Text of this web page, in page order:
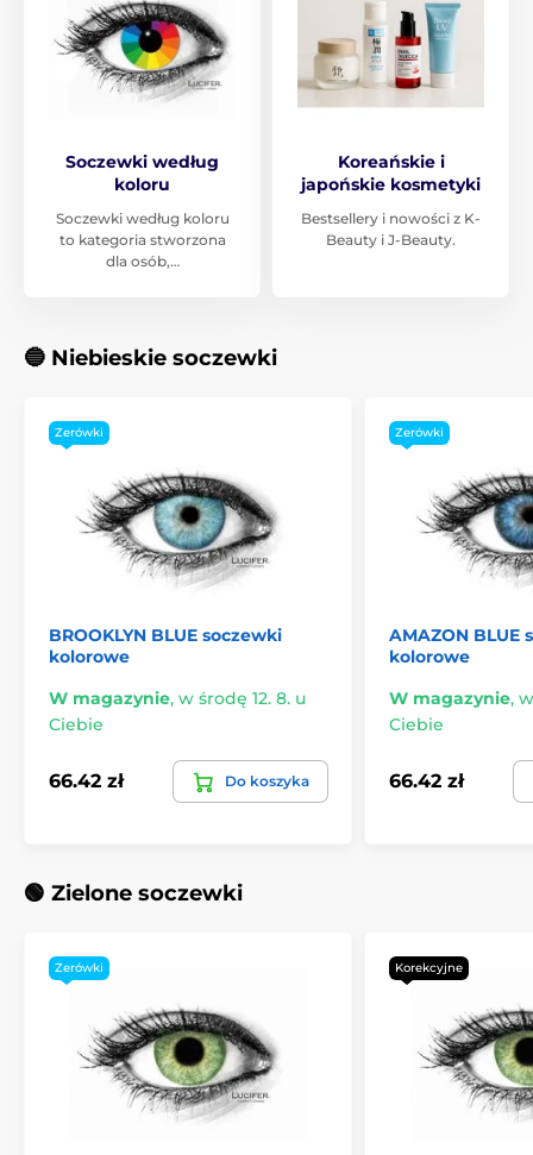
Soczewki według
koloru
Soczewki według koloru
to kategoria stworzona
dla osób,…
Koreańskie i
japońskie kosmetyki
Bestsellery i nowości z K-
Beauty i J-Beauty.
🔵 Niebieskie soczewki
Zerówki
BROOKLYN BLUE soczewki
kolorowe
W magazynie, w środę 12. 8. u
Ciebie
66.42 zł Do koszyka
Zerówki
AMAZON BLUE
kolorowe
W magazynie,
Ciebie
66.42 zł
🟢 Zielone soczewki
Zerówki Korekcyjne